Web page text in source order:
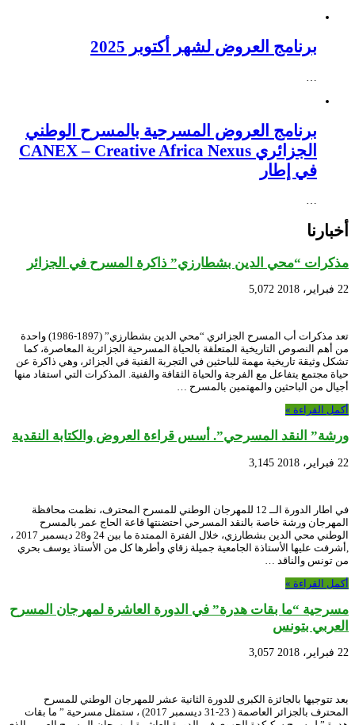
برنامج العروض لشهر أكتوبر 2025
برنامج العروض المسرحية بالمسرح الوطني
الجزائري CANEX – Creative Africa Nexus
في إطار
…
أخبارنا
مذكرات “محي الدين بشطارزي” ذاكرة المسرح في الجزائر
22 فبراير، 2018 5,072
تعد مذكرات أب المسرح الجزائري “محي الدين بشطارزي” (1897-1986) واحدة
من أهم النصوص التاريخية المتعلقة بالحياة المسرحية الجزائرية المعاصرة، كما
تشكل وثيقة تاريخية مهمة للباحثين في التجربة الفنية في الجزائر، وهي ذاكرة عن
حياة مجتمع يتفاعل مع الفرجة والحياة الثقافة والفنية. المذكرات التي استفاد منها
أجيال من الباحثين والمهتمين بالمسرح …
أكمل القراءة »
ورشة” النقد المسرحي”. أسس قراءة العروض والكتابة النقدية
22 فبراير، 2018 3,145
في اطار الدورة الــ 12 للمهرجان الوطني للمسرح المحترف، نظمت محافظة
المهرجان ورشة خاصة بالنقد المسرحي احتضنتها قاعة الحاج عمر بالمسرح
الوطني محي الدين بشطارزي، خلال الفترة الممتدة ما بين 24 و28 ديسمبر 2017 ،
,أشرفت عليها الأستاذة الجامعية جميلة زقاي وأطرها كل من الأستاذ يوسف بحري
من تونس والناقد …
أكمل القراءة »
مسرحية “ما بقات هدرة” في الدورة العاشرة لمهرجان المسرح
العربي بتونس
22 فبراير، 2018 3,057
بعد تتوجيها بالجائزة الكبرى للدورة الثانية عشر للمهرجان الوطني للمسرح
المحترف بالجزائر العاصمة ( 23-31 ديسمبر 2017) ، ستمثل مسرحية ” ما بقات